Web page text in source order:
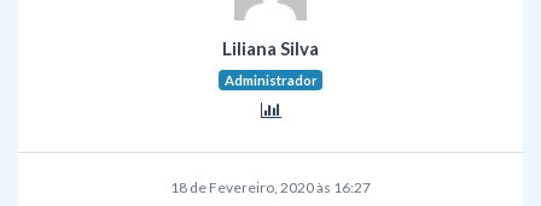
Liliana Silva
Administrador
18 de Fevereiro, 2020 às 16:27